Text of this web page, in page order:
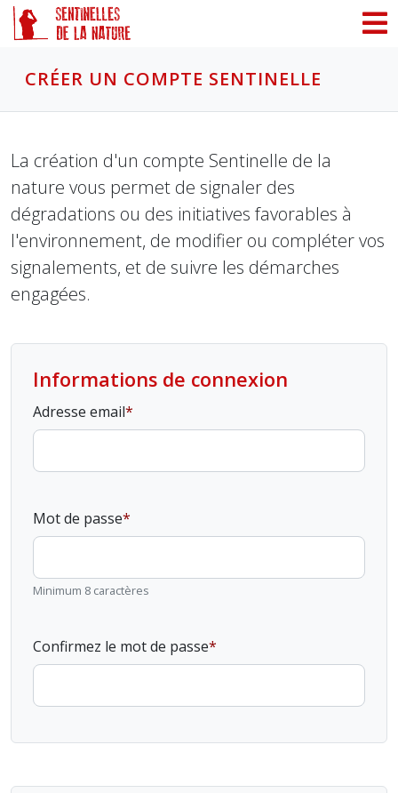
CRÉER UN COMPTE SENTINELLE
La création d'un compte Sentinelle de la
nature vous permet de signaler des
dégradations ou des initiatives favorables à
l'environnement, de modifier ou compléter vos
signalements, et de suivre les démarches
engagées.
Informations de connexion
Adresse email
Mot de passe
Minimum 8 caractères
Confirmez le mot de passe
Panneau de gestion des cookies